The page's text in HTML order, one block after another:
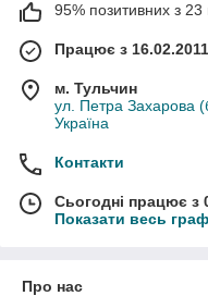
95% позитивних з 23
Працює з 16.02.2011
м. Тульчин
ул. Петра Захарова
Україна
Контакти
Сьогодні працює з
Показати весь
Про нас